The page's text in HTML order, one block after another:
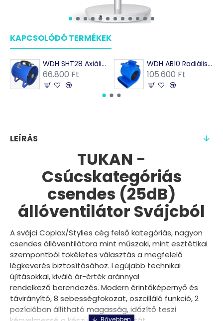
KAPCSOLÓDÓ TERMÉKEK
WDH SHT28 Axiális falszárító ventilátor
66.800 Ft
WDH AB10 Radiális falszárító ventilátor
105.600 Ft
LEÍRÁS
TUKAN -
Csúcskategóriás
csendes (25dB)
állóventilátor Svájcból
A svájci Coplax/Stylies cég felső kategóriás, nagyon
csendes állóventilátora mint műszaki, mint esztétikai
szempontból tökéletes választás a megfelelő
légkeverés biztosításához. Legújabb technikai
újításokkal, kiváló ár-érték aránnyal
rendelkező berendezés. Modern érintőképernyő és
távirányító, 8 sebességfokozat, oszcilláló funkció, 2
pozícióban állítható magasság, időzítő teszi